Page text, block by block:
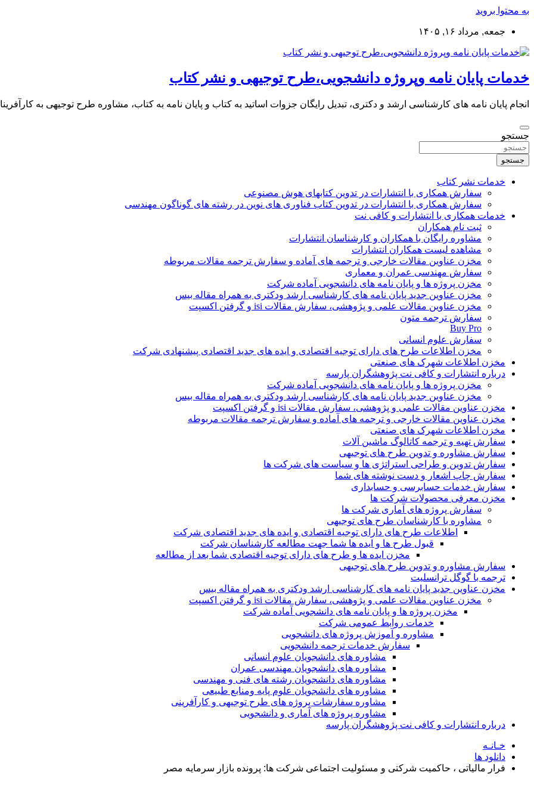
به محتوا بروید
جمعه, مرداد ۱۶, ۱۴۰۵
خدمات پایان نامه وپروژه دانشجویی،طرح توجیهی و نشر کتاب
انجام پایان نامه های کارشناسی ارشد و دکتری، تبدیل رایگان جزوات اساتید به کتاب و پایان نامه به کتاب، مشاوره طرح توجیهی به
جستجو
جستجو
خدمات نشر کتاب
سفارش همکاری با انتشارات در تدوین کتابهای هوش مصنوعی
سفارش همکاری با انتشارات در تدوین کتاب فناوری های نوین در رشته های گوناگون مهندسی
خدمات همکاری با انتشارات و کافی نت
ثبت نام همکاران
مشاوره رایگان با همکاران و کارشناسان انتشارات
مشاهده لیست همکاران انتشارات
مخزن عناوین مقالات خارجی و ترجمه های آماده و سفارش ترجمه مقالات مربوطه
سفارش مهندسی عمران و معماری
مخزن پروژه ها و پایان نامه های دانشجویی آماده شرکت
مخزن عناوین جدید پایان نامه های کارشناسی ارشد ودکتری به همراه مقاله بیس
مخزن عناوین مقالات علمی و پژوهشی، سفارش مقالات isi و گرفتن اکسپت
سفارش ترجمه متون
Buy Pro
سفارش علوم انسانی
مخزن اطلاعات طرح های دارای توجیه اقتصادی و ایده های جدید اقتصادی پیشنهادی شرکت
مخزن اطلاعات شهرک های صنعتی
درباره انتشارات و کافی نت پژوهشگران پارسه
مخزن پروژه ها و پایان نامه های دانشجویی آماده شرکت
مخزن عناوین جدید پایان نامه های کارشناسی ارشد ودکتری به همراه مقاله بیس
مخزن عناوین مقالات علمی و پژوهشی، سفارش مقالات isi و گرفتن اکسپت
مخزن عناوین مقالات خارجی و ترجمه های آماده و سفارش ترجمه مقالات مربوطه
مخزن اطلاعات شهرک های صنعتی
سفارش تهیه و ترجمه کاتالوگ ماشین آلات
سفارش مشاوره و تدوین طرح های توجیهی
سفارش تدوین و طراحی استراتژی ها و سیاست های شرکت ها
سفارش چاپ اشعار و دست نوشته های شما
سفارش خدمات حسابرسی و حسابداری
مخزن معرفی محصولات شرکت ها
سفارش پروژه های آماری شرکت ها
مشاوره با کارشناسان طرح های توجیهی
اطلاعات طرح های دارای توجیه اقتصادی و ایده های جدید اقتصادی شرکت
قبول طرح ها و ایده ها شما جهت مطالعه کارشناسان شرکت
مخزن ایده ها و طرح های دارای توجیه اقتصادی شما بعد از مطالعه
سفارش مشاوره و تدوین طرح های توجیهی
ترجمه با گوگل ترانسلیت
مخزن عناوین جدید پایان نامه های کارشناسی ارشد ودکتری به همراه مقاله بیس
مخزن عناوین مقالات علمی و پژوهشی، سفارش مقالات isi و گرفتن اکسپت
مخزن پروژه ها و پایان نامه های دانشجویی آماده شرکت
خدمات روابط عمومی شرکت
مشاوره و آموزش پروژه های دانشجویی
سفارش خدمات ترجمه دانشجویی
مشاوره های دانشجویان علوم انسانی
مشاوره های دانشجویان مهندسی عمران
مشاوره های دانشجویان رشته های فنی و مهندسی
مشاوره های دانشجویان علوم پایه ومنابع طبیعی
مشاوره سفارشات پروژه های طرح توجیهی و کارآفرینی
مشاوره پروژه های آماری و دانشجویی
درباره انتشارات و کافی نت پژوهشگران پارسه
خـانـه
دانلود ها
فرار مالیاتی ، حاکمیت شرکتی و مسئولیت اجتماعی شرکت ها: پرونده بازار سرمایه مصر